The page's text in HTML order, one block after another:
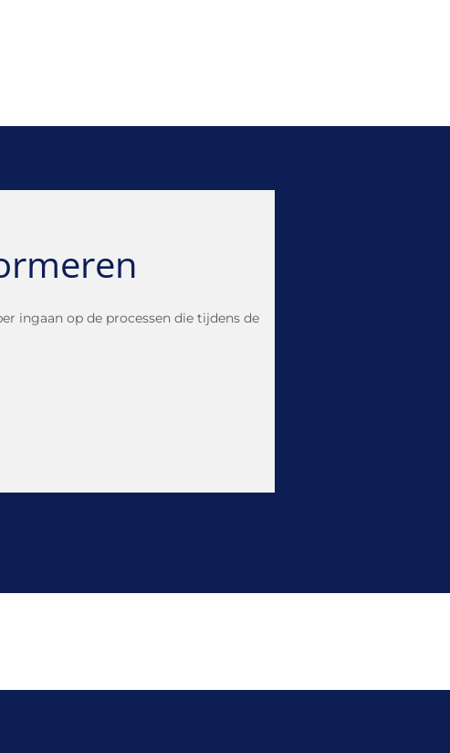
ingaan op de processen die tijdens de